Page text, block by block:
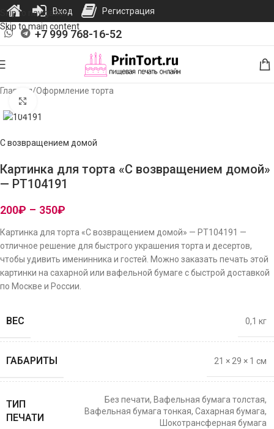
Skip to navigation
Skip to main content
+7 999 768-16-52
Главная/Оформление торта
С возвращением домой
Картинка для торта «С возвращением домой»
— PT104191
200₽ – 350₽
Картинка для торта «С возвращением домой» — PT104191 —
отличное решение для быстрого украшения торта и десертов,
чтобы удивить именинника и гостей. Можно заказать печать этой
картинки на сахарной или вафельной бумаге с быстрой доставкой
по Москве и России.
ВЕС 0,1 кг
ГАБАРИТЫ 21 × 29 × 1 см
ТИП
ПЕЧАТИ
Без печати, Вафельная бумага толстая,
Вафельная бумага тонкая, Сахарная бумага,
Шокотрансферная бумага
Вход Регистрация